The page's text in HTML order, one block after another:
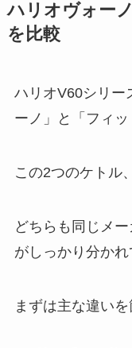
ハリオヴォー
を比較
ハリオV60シリー
ーノ」と「フィッ
この2つのケトル
どちらも同じメ
がしっかり分かれ
まずは主な違い